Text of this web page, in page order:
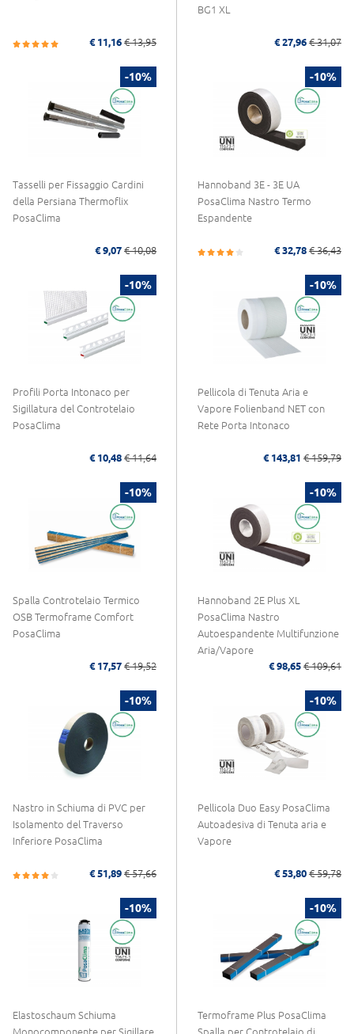
€ 11,16 € 13,95
BG1 XL
€ 27,96 € 31,07
-10%
Tasselli per Fissaggio Cardini
della Persiana Thermoflix
PosaClima
€ 9,07 € 10,08
-10%
Hannoband 3E - 3E UA
PosaClima Nastro Termo
Espandente
€ 32,78 € 36,43
-10%
Profili Porta Intonaco per
Sigillatura del Controtelaio
PosaClima
€ 10,48 € 11,64
-10%
Pellicola di Tenuta Aria e
Vapore Folienband NET con
Rete Porta Intonaco
€ 143,81 € 159,79
-10%
Spalla Controtelaio Termico
OSB Termoframe Comfort
PosaClima
€ 17,57 € 19,52
-10%
Hannoband 2E Plus XL
PosaClima Nastro
Autoespandente Multifunzione
Aria/Vapore
€ 98,65 € 109,61
-10%
Nastro in Schiuma di PVC per
Isolamento del Traverso
Inferiore PosaClima
€ 51,89 € 57,66
-10%
Pellicola Duo Easy PosaClima
Autoadesiva di Tenuta aria e
Vapore
€ 53,80 € 59,78
-10%
Elastoschaum Schiuma
-10%
Termoframe Plus PosaClima